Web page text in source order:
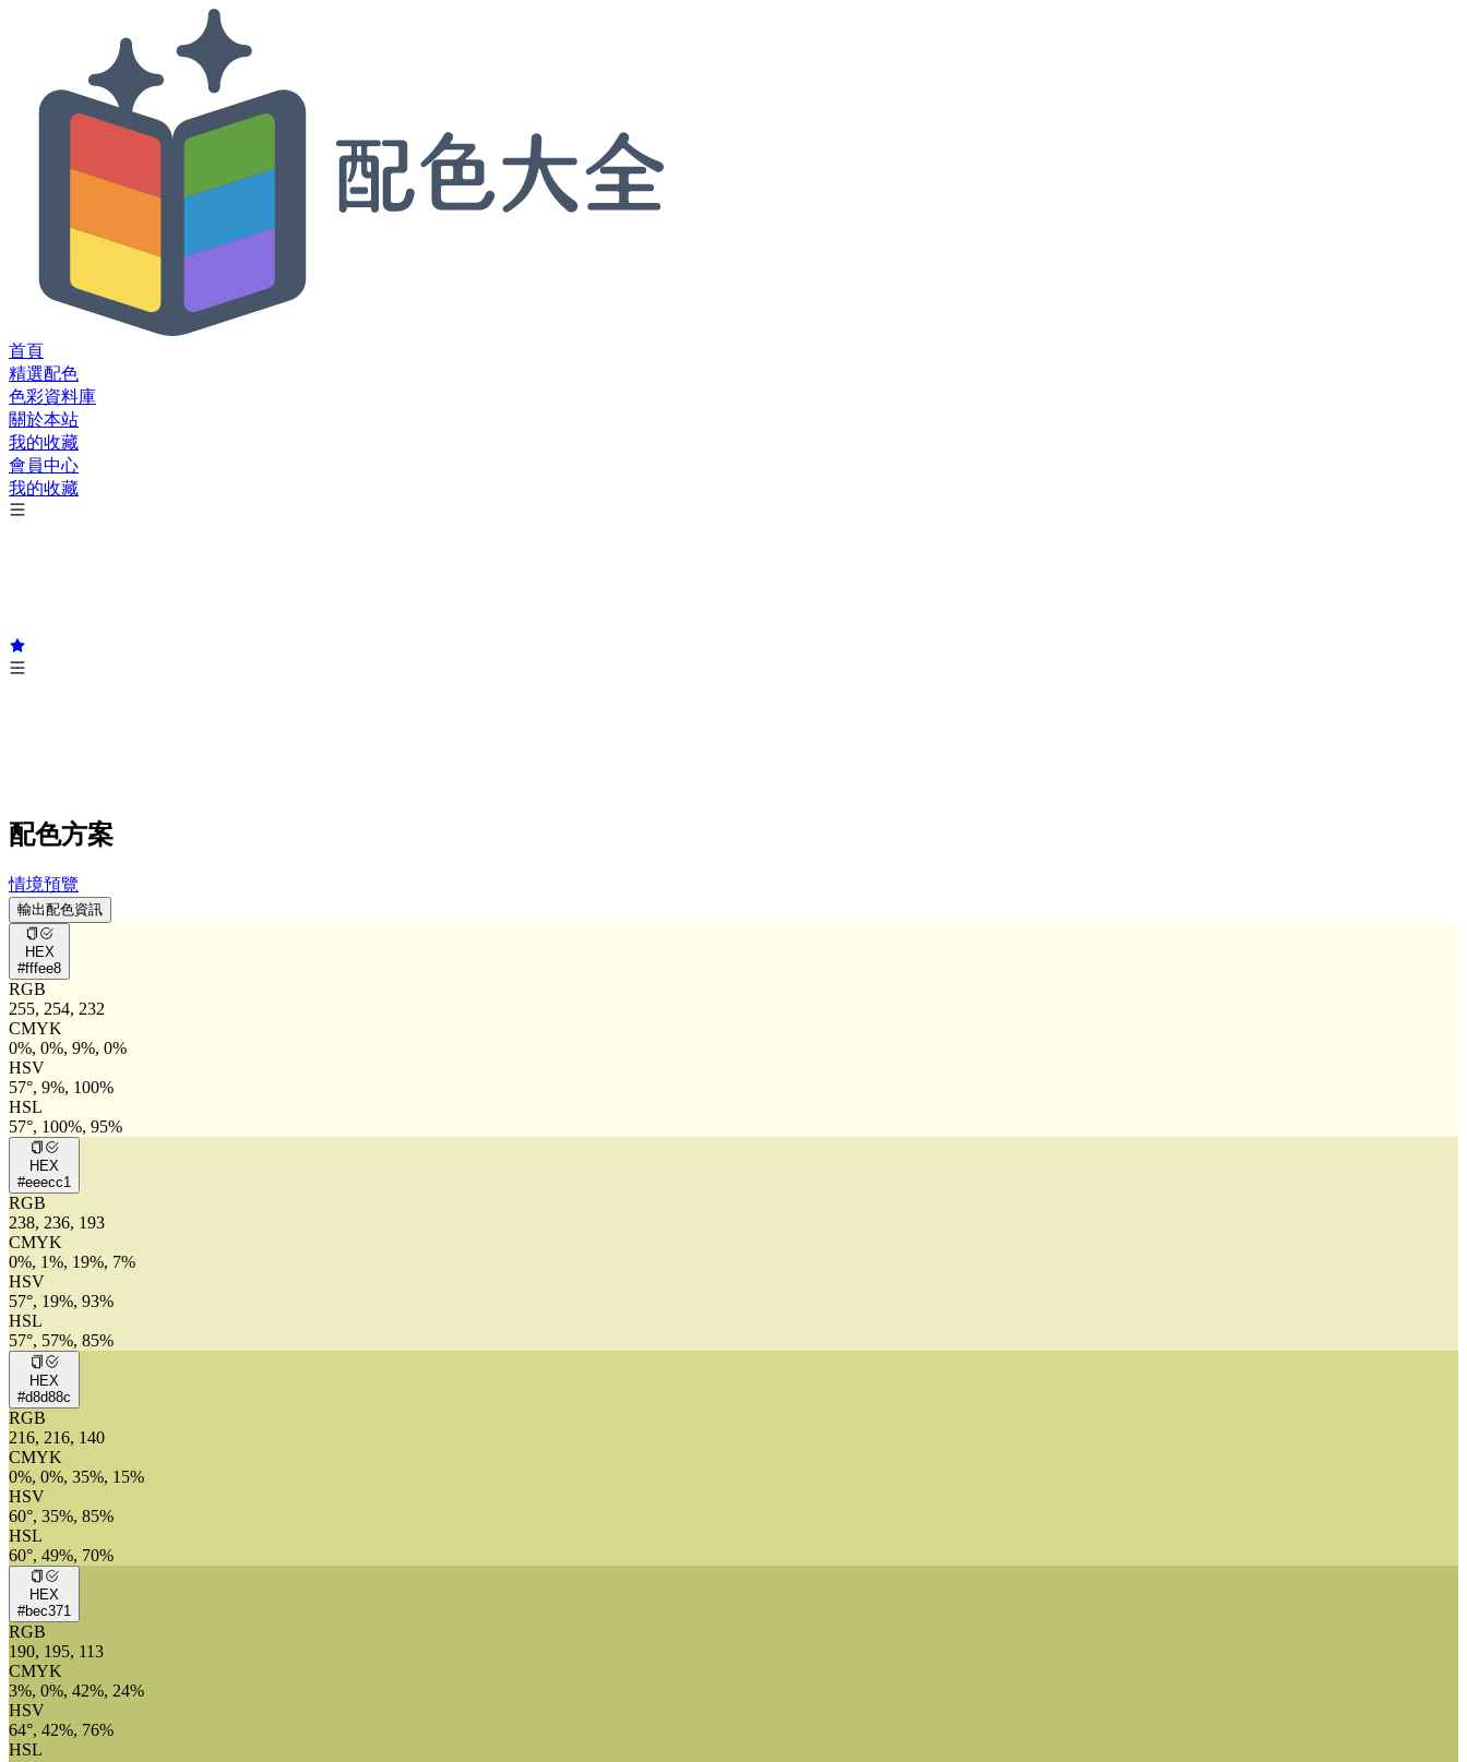
首頁
精選配色
色彩資料庫
關於本站
我的收藏
會員中心
我的收藏
配色方案
情境預覽
輸出配色資訊
HEX
#fffee8
RGB
255, 254, 232
CMYK
0%, 0%, 9%, 0%
HSV
57°, 9%, 100%
HSL
57°, 100%, 95%
HEX
#eeecc1
RGB
238, 236, 193
CMYK
0%, 1%, 19%, 7%
HSV
57°, 19%, 93%
HSL
57°, 57%, 85%
HEX
#d8d88c
RGB
216, 216, 140
CMYK
0%, 0%, 35%, 15%
HSV
60°, 35%, 85%
HSL
60°, 49%, 70%
HEX
#bec371
RGB
190, 195, 113
CMYK
3%, 0%, 42%, 24%
HSV
64°, 42%, 76%
HSL